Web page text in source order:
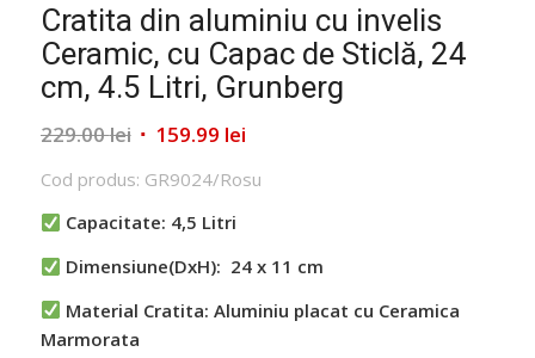
Cratita din aluminiu cu invelis
Ceramic, cu Capac de Sticlă, 24
cm, 4.5 Litri, Grunberg
229.00lei Prețul
a
fost:
159.99 leiPrețul
este:
Cod produs: GR9024/Rosu
Capacitate: 4,5 Litri
Dimensiune(DxH): 24 x 11 cm
Material Cratita: Aluminiu placat cu Ceramica
Marmorata